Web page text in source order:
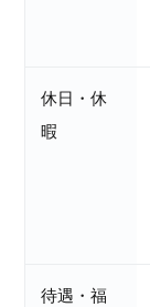
休日・休
暇
待遇・福